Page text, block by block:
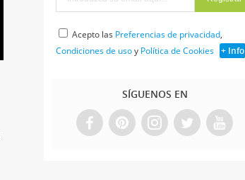
Acepto las Preferencias de privacidad,
Condiciones de usoy Política de Cookies + Info
SÍGUENOS EN